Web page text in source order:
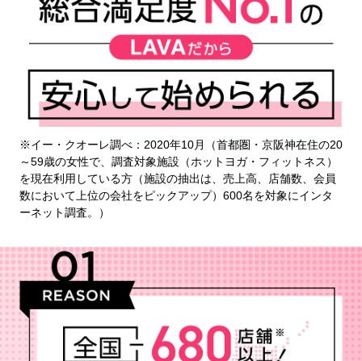
※イー・クオーレ調べ：2020年10月（首都圏・京阪神在住の20
～59歳の女性で、調査対象施設（ホットヨガ・フィットネス）
を現在利用している方（施設の抽出は、売上高、店舗数、会員
数において上位の会社をピックアップ）600名を対象にインタ
ーネット調査。）